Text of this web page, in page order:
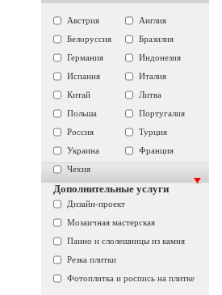
Австрия
Англия
Белоруссия
Бразилия
Германия
Индонезия
Испания
Италия
Китай
Литва
Польша
Португалия
Россия
Турция
Украина
Франция
Чехия
Дополнительные услуги
Дизайн-проект
Мозаичная мастерская
Панно и слолешницы из камня
Резка плитки
Фотоплитка и роспись на плитке